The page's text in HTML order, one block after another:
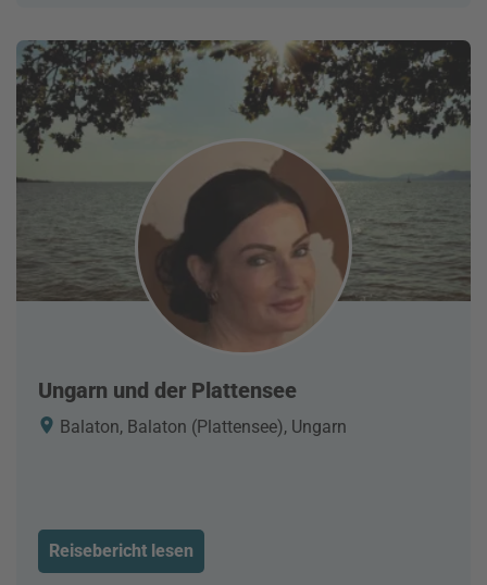
Ungarn und der Plattensee
Balaton, Balaton (Plattensee), Ungarn
Reisebericht lesen